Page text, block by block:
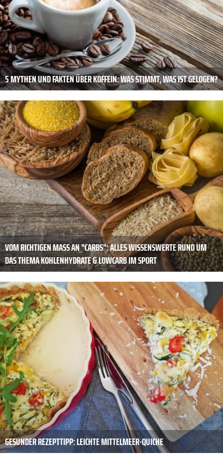
5 MYTHEN UND FAKTEN ÜBER KOFFEIN: WAS STIMMT, WAS IST GELOGEN?
VOM RICHTIGEN MASS AN "CARBS": ALLES WISSENSWERTE RUND UM D
AS THEMA KOHLENHYDRATE & LOWCARB IM SPORT
GESUNDER REZEPTTIPP: LEICHTE MITTELMEER-QUICHE